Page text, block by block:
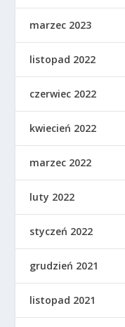
marzec 2023
listopad 2022
czerwiec 2022
kwiecień 2022
marzec 2022
luty 2022
styczeń 2022
grudzień 2021
listopad 2021